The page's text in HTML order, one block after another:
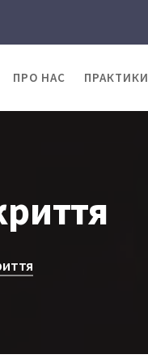
ПРО НАС ПРАКТИКИ